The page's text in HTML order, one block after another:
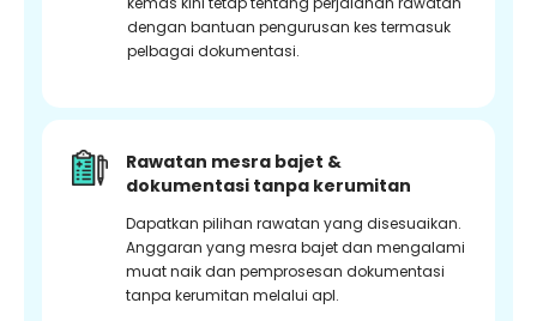
dengan bantuan pengurusan kes termasuk
pelbagai dokumentasi.
Rawatan mesra bajet &
dokumentasi tanpa kerumitan
Dapatkan pilihan rawatan yang disesuaikan.
Anggaran yang mesra bajet dan mengalami
muat naik dan pemprosesan dokumentasi
tanpa kerumitan melalui apl.